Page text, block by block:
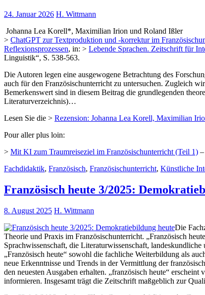
24. Januar 2026 H. Wittmann
Johanna Lea Korell*, Maximilian Irion und Roland Ißler
> ChatGPT zur Textproduktion und -korrektur im
Reflexionsprozessen, in: > Lebende Sprachen. Zeitschrift für
Linguistik“, S. 538-563.
Die Autoren legen eine ausgewogene Betrachtung des
auch für den Französischunterricht zu untersuchen. Zugleich
Bemerkenswert sind in diesem Beitrag die grundlegenden
Literaturverzeichnis)…
Lesen Sie die > Rezension: Johanna Lea Korell, Maximilian
Pour aller plus loin:
> Mit KI zum Traumreiseziel im Französischunterricht (Teil 1)
Fachdidaktik, Französisch, Französischunterricht, Künstliche
Französisch heute 3/2025:
8. August 2025 H. Wittmann
Die
Theorie und Praxis im Französischunterricht. „Französisch
Sprachwissenschaft, die Literaturwissenschaft,
„Französisch heute“ sowohl die fachliche Weiterbildung als
neue Erkenntnisse und Trends in der Vermittlung der
den neuesten Ausgaben erhalten. „französisch heute“
informieren. Insgesamt trägt die Zeitschrift maßgeblich zur